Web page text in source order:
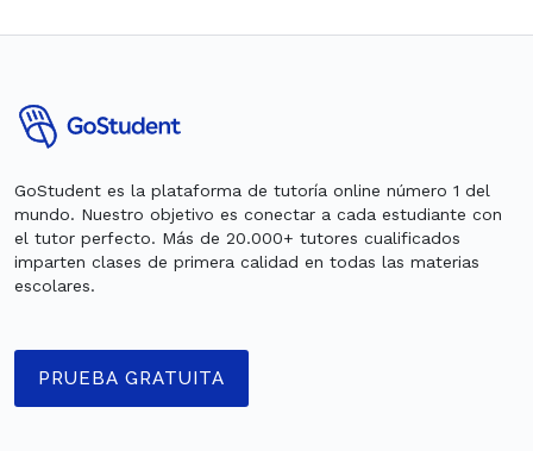
GoStudent es la plataforma de tutoría online número 1 del
mundo. Nuestro objetivo es conectar a cada estudiante con
el tutor perfecto. Más de 20.000+ tutores cualificados
imparten clases de primera calidad en todas las materias
escolares.
PRUEBA GRATUITA